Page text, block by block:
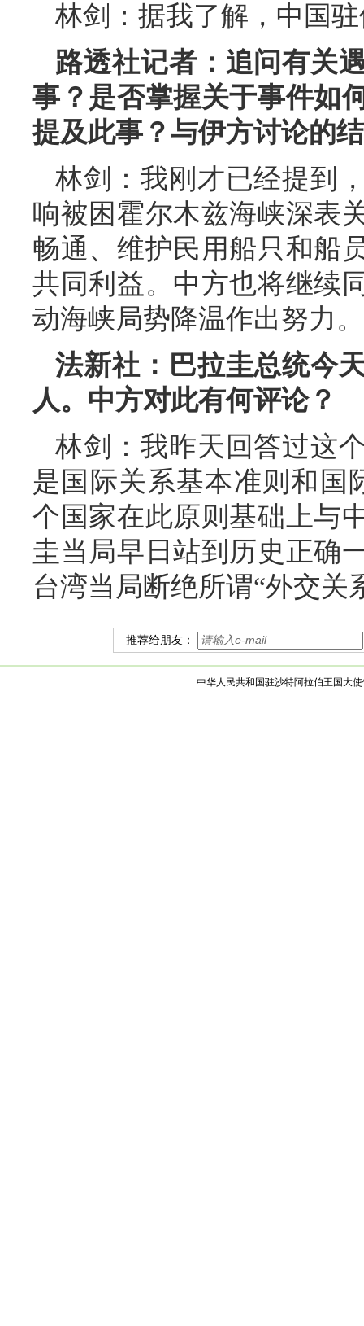
林剑：据我了解，中国
路透社记者：追问有关
事？是否掌握关于事件如
提及此事？与伊方讨论的
林剑：我刚才已经提到
响被困霍尔木兹海峡深表
畅通、维护民用船只和船
共同利益。中方也将继续
动海峡局势降温作出努力。
法新社：巴拉圭总统今
人。中方对此有何评论？
林剑：我昨天回答过这
是国际关系基本准则和国
个国家在此原则基础上与
圭当局早日站到历史正确
台湾当局断绝所谓“外交关
推荐给朋友：
中华人民共和国驻沙特阿拉伯王国大使